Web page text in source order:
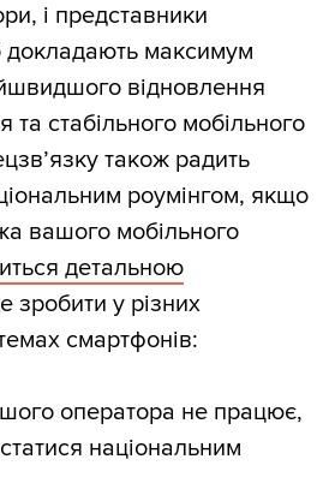
і представники
докладають максимум
відновлення
стабільного мобільного
також радить
роумінгом, якщо
вашого мобільного
детальною
зробити у різних
смартфонів:
оператора не працює,
національним